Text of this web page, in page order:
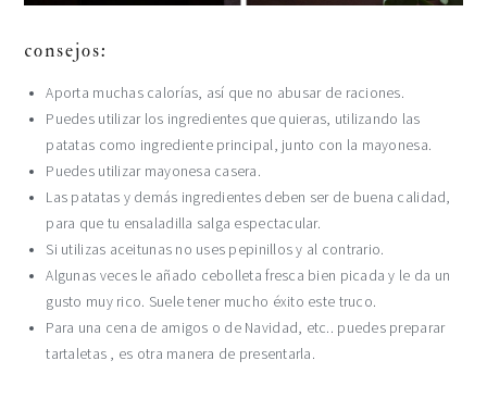
consejos:
Aporta muchas calorías, así que no abusar de raciones.
Puedes utilizar los ingredientes que quieras, utilizando las
patatas como ingrediente principal, junto con la mayonesa.
Puedes utilizar mayonesa casera.
Las patatas y demás ingredientes deben ser de buena calidad,
para que tu ensaladilla salga espectacular.
Si utilizas aceitunas no uses pepinillos y al contrario.
Algunas veces le añado cebolleta fresca bien picada y le da un
gusto muy rico. Suele tener mucho éxito este truco.
Para una cena de amigos o de Navidad, etc.. puedes preparar
tartaletas , es otra manera de presentarla.